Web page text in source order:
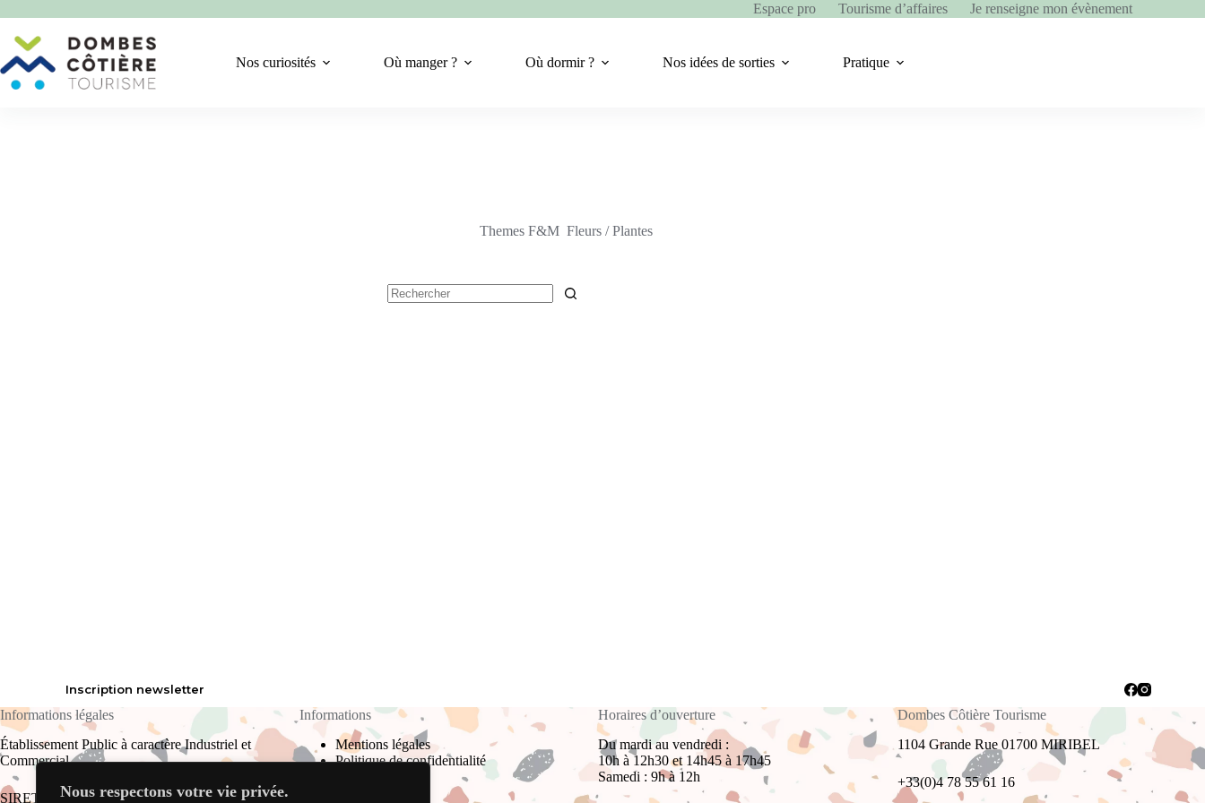
Nous respectons votre vie privée.
au
contenu
Espace pro Tourisme d’affaires Je renseigne mon évènement
Nos curiosités Où manger ? Où dormir ? Nos idées de sorties Pratique
Themes F&M Fleurs / Plantes
Inscription newsletter
Informations légales
Établissement Public à caractère Industriel et
Commercial
SIRET : 823 709 910 00017 RCS Bourg-
Informations
Mentions légales
Politique de confidentialité
Horaires d’ouverture
Du mardi au vendredi :
10h à 12h30 et 14h45 à 17h45
Samedi : 9h à 12h
Dombes Côtière Tourisme
1104 Grande Rue 01700 MIRIBEL
+33(0)4 78 55 61 16